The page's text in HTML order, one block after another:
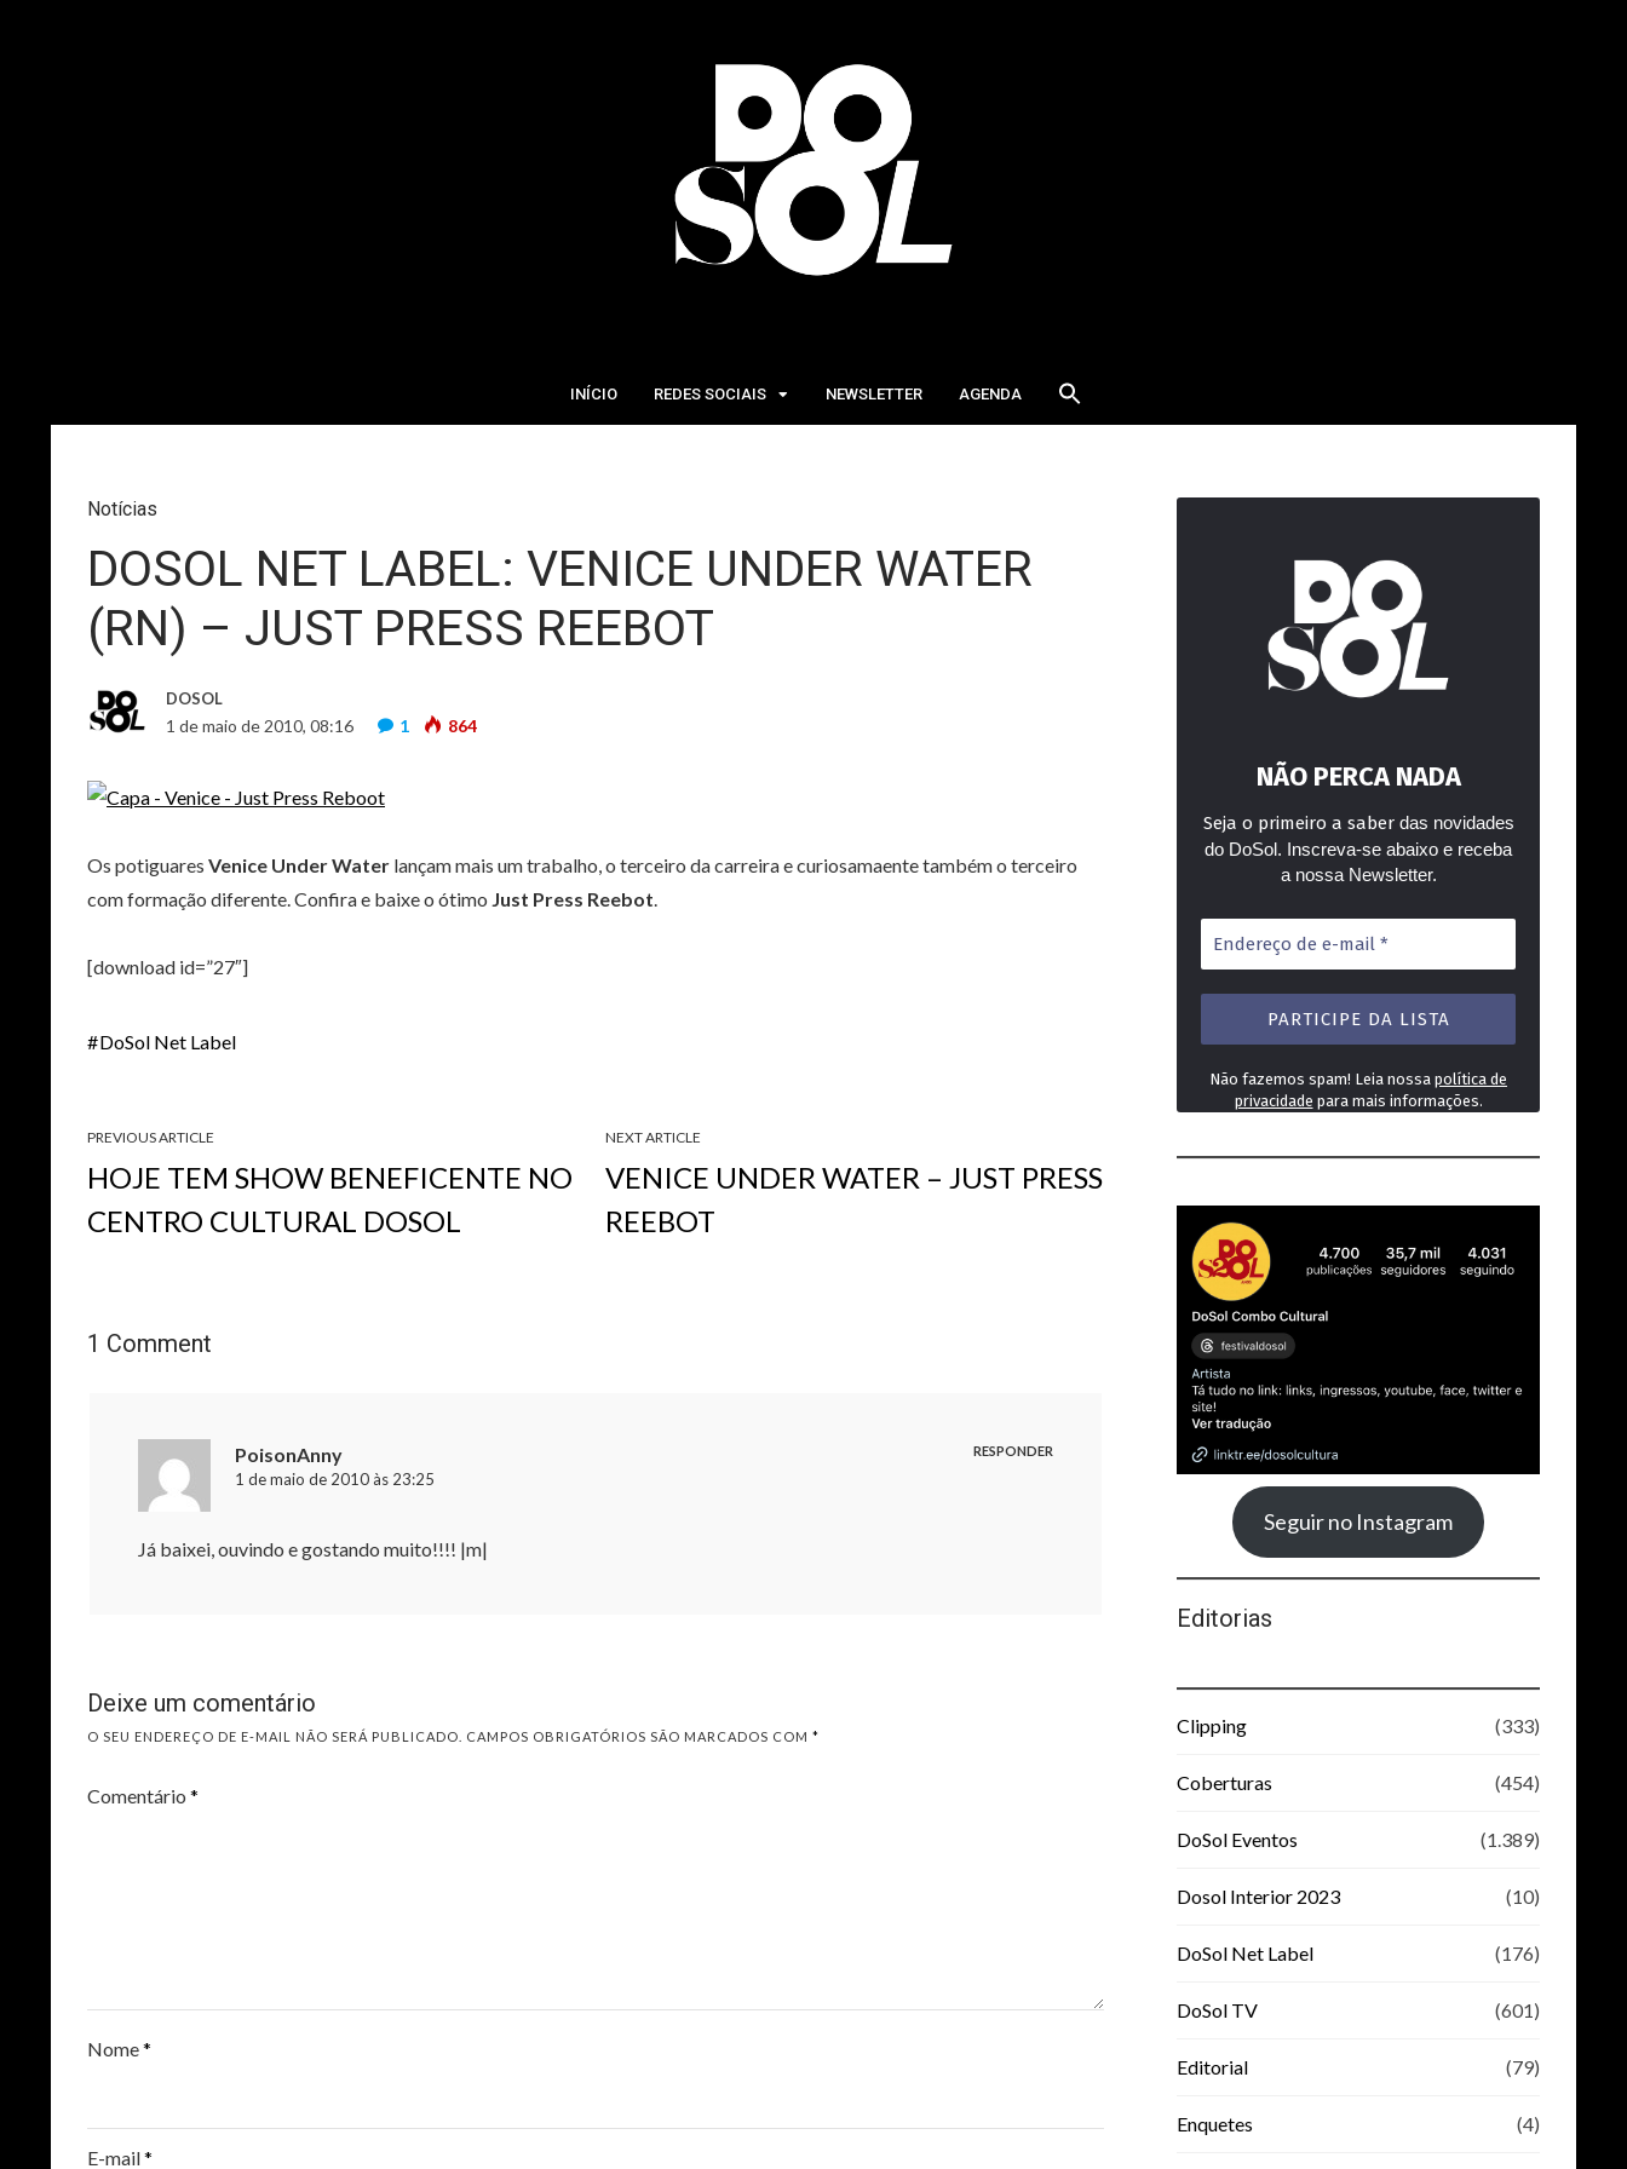
INÍCIO REDES SOCIAIS NEWSLETTER AGENDA
Notícias
DOSOL NET LABEL: VENICE UNDER WATER
(RN) – JUST PRESS REEBOT
DOSOL
1 de maio de 2010, 08:16 1 864
Os potiguares Venice Under Water lançam mais um trabalho, o terceiro da carreira e curiosamaente também o terceiro
com formação diferente. Confira e baixe o ótimo Just Press Reebot.
[download id=”27″]
DoSol Net Label
PREVIOUS ARTICLE
HOJE TEM SHOW BENEFICENTE NO
CENTRO CULTURAL DOSOL
NEXT ARTICLE
VENICE UNDER WATER – JUST PRESS
REEBOT
1 Comment
PoisonAnny
1 de maio de 2010 às 23:25
Já baixei, ouvindo e gostando muito!!!! |m|
RESPONDER
Deixe um comentário
O SEU ENDEREÇO DE E-MAIL NÃO SERÁ PUBLICADO. CAMPOS OBRIGATÓRIOS SÃO MARCADOS COM *
Comentário *
Nome*
E-mail*
NÃO PERCA NADA
Seja o primeiro a saberdas novidades
do DoSol. Inscreva-se abaixo e receba
a nossa Newsletter.
Endereço
de
e-
mail
Não fazemos spam! Leia nossa política de
privacidade para mais informações.
Seguir no Instagram
Editorias
Clipping (333)
Coberturas (454)
DoSol Eventos (1.389)
Dosol Interior 2023 (10)
DoSol Net Label (176)
DoSol TV (601)
Editorial (79)
Enquetes (4)